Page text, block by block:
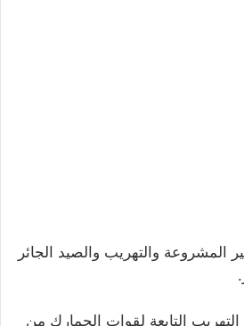
المشروعة والتهريب والصيد الجائر
التابعة لقوات الجمارك من